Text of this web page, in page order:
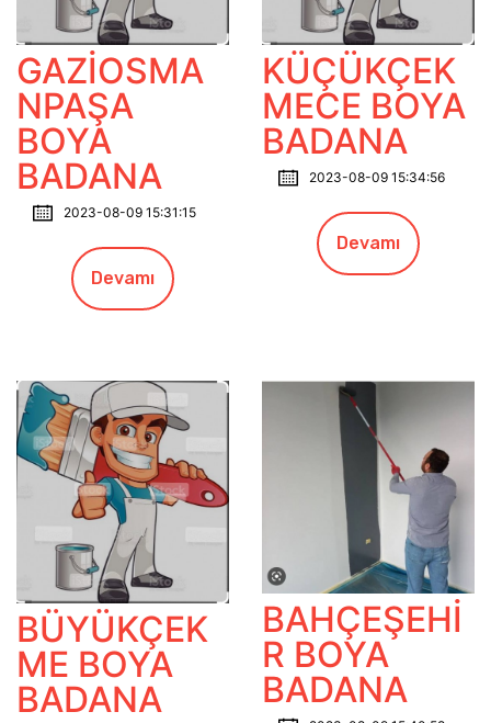
GAZİOSMA
NPAŞA
BOYA
BADANA
2023-08-09 15:31:15
Devamı
KÜÇÜKÇEK
MECE BOYA
BADANA
2023-08-09 15:34:56
Devamı
BÜYÜKÇEK
ME BOYA
BADANA
BAHÇEŞEHİ
R BOYA
BADANA